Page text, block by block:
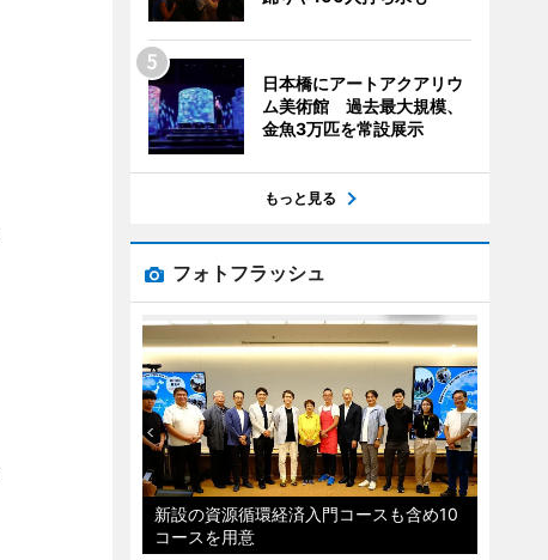
日本橋にアートアクアリウ
ム美術館 過去最大規模、
金魚3万匹を常設展示
もっと見る
フォトフラッシュ
新設の資源循環経済入門コースも含め10
コースを用意